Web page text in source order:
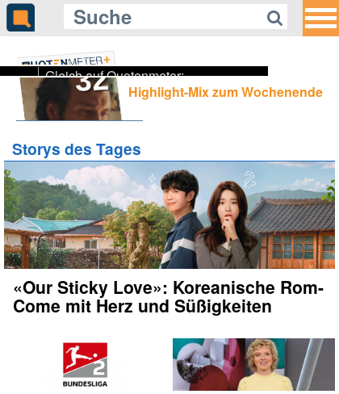
Gleich auf Quotenmeter:
Tango zwischen Lifestyle und
Authentizität
32 Highlight-Mix zum Wochenende
Storys des Tages
«Our Sticky Love»: Koreanische Rom-
Come mit Herz und Süßigkeiten